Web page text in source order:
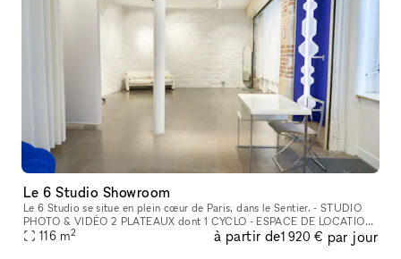
Le 6 Studio Showroom
Le 6 Studio se situe en plein cœur de Paris, dans le Sentier. - STUDIO
PHOTO & VIDÉO 2 PLATEAUX dont 1 CYCLO - ESPACE DE LOCATION
POUR SHOWROOMS / EXPOSITIONS / CASTINGS
116 m2 à partir de1 920 € par jour